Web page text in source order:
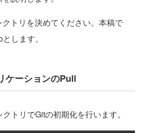
トリを決めてください。本稿で
します。
ケーションのPull
トリでGitの初期化を行います。